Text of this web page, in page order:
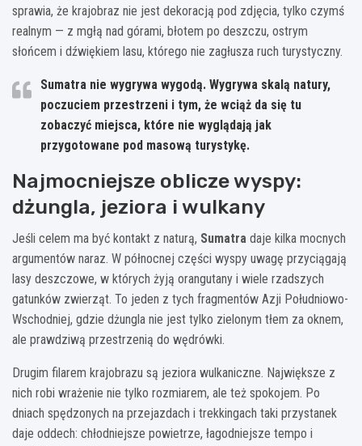
sprawia, że krajobraz nie jest dekoracją pod zdjęcia, tylko czymś
realnym — z mgłą nad górami, błotem po deszczu, ostrym
słońcem i dźwiękiem lasu, którego nie zagłusza ruch turystyczny.
Sumatra nie wygrywa wygodą. Wygrywa skalą natury,
poczuciem przestrzeni i tym, że wciąż da się tu
zobaczyć miejsca, które nie wyglądają jak
przygotowane pod masową turystykę.
Najmocniejsze oblicze wyspy:
dżungla, jeziora i wulkany
Jeśli celem ma być kontakt z naturą, Sumatra daje kilka mocnych
argumentów naraz. W północnej części wyspy uwagę przyciągają
lasy deszczowe, w których żyją orangutany i wiele rzadszych
gatunków zwierząt. To jeden z tych fragmentów Azji Południowo-
Wschodniej, gdzie dżungla nie jest tylko zielonym tłem za oknem,
ale prawdziwą przestrzenią do wędrówki.
Drugim filarem krajobrazu są jeziora wulkaniczne. Największe z
nich robi wrażenie nie tylko rozmiarem, ale też spokojem. Po
dniach spędzonych na przejazdach i trekkingach taki przystanek
daje oddech: chłodniejsze powietrze, łagodniejsze tempo i